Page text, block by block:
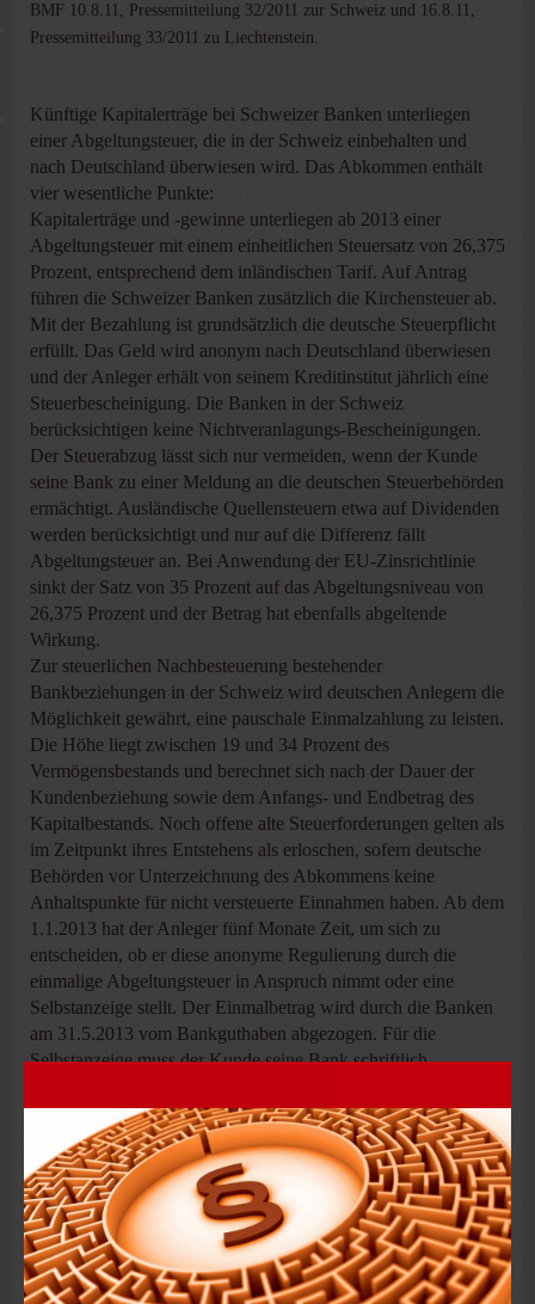
BMF 10.8.11, Pressemitteilung 32/2011 zur Schweiz und 16.8.11,
Pressemitteilung 33/2011 zu Liechtenstein.
Künftige Kapitalerträge bei Schweizer Banken unterliegen
einer Abgeltungsteuer, die in der Schweiz einbehalten und
nach Deutschland überwiesen wird. Das Abkommen enthält
vier wesentliche Punkte:
Kapitalerträge und -gewinne unterliegen ab 2013 einer
Abgeltungsteuer mit einem einheitlichen Steuersatz von 26,375
Prozent, entsprechend dem inländischen Tarif. Auf Antrag
führen die Schweizer Banken zusätzlich die Kirchensteuer ab.
Mit der Bezahlung ist grundsätzlich die deutsche Steuerpflicht
erfüllt. Das Geld wird anonym nach Deutschland überwiesen
und der Anleger erhält von seinem Kreditinstitut jährlich eine
Steuerbescheinigung. Die Banken in der Schweiz
berücksichtigen keine Nichtveranlagungs-Bescheinigungen.
Der Steuerabzug lässt sich nur vermeiden, wenn der Kunde
seine Bank zu einer Meldung an die deutschen Steuerbehörden
ermächtigt. Ausländische Quellensteuern etwa auf Dividenden
werden berücksichtigt und nur auf die Differenz fällt
Abgeltungsteuer an. Bei Anwendung der EU-Zinsrichtlinie
sinkt der Satz von 35 Prozent auf das Abgeltungsniveau von
26,375 Prozent und der Betrag hat ebenfalls abgeltende
Wirkung.
Zur steuerlichen Nachbesteuerung bestehender
Bankbeziehungen in der Schweiz wird deutschen Anlegern die
Möglichkeit gewährt, eine pauschale Einmalzahlung zu leisten.
Die Höhe liegt zwischen 19 und 34 Prozent des
Vermögensbestands und berechnet sich nach der Dauer der
Kundenbeziehung sowie dem Anfangs- und Endbetrag des
Kapitalbestands. Noch offene alte Steuerforderungen gelten als
im Zeitpunkt ihres Entstehens als erloschen, sofern deutsche
Behörden vor Unterzeichnung des Abkommens keine
Anhaltspunkte für nicht versteuerte Einnahmen haben. Ab dem
1.1.2013 hat der Anleger fünf Monate Zeit, um sich zu
entscheiden, ob er diese anonyme Regulierung durch die
einmalige Abgeltungsteuer in Anspruch nimmt oder eine
Selbstanzeige stellt. Der Einmalbetrag wird durch die Banken
am 31.5.2013 vom Bankguthaben abgezogen. Für die
Selbstanzeige muss der Kunde seine Bank schriftlich
Steuerverwaltung weiter nach Deutschland zu melden, mit
Name, Kontonummer sowie Vermögenshöhe zum jeweiligen
Jahresende. Will der Anleger beide Alternativen vermeiden,
muss er seine Gelder bis Ende 2012 komplett aus der Schweiz
abziehen.
Deutsche Steuerbehörden dürfen das Verfahren ab 2013 durch
stichprobenartige Anfragen kontrollieren und
Auskunftsgesuche stellen, die den Namen des Kunden, jedoch